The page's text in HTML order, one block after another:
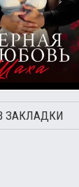
ЗАКЛАДКИ